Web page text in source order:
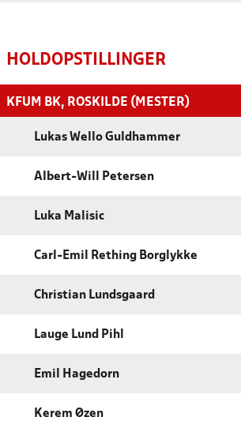
HOLDOPSTILLINGER
KFUM BK, ROSKILDE (MESTER)
Lukas Wello Guldhammer
Albert-Will Petersen
Luka Malisic
Carl-Emil Rething Borglykke
Christian Lundsgaard
Lauge Lund Pihl
Emil Hagedorn
Kerem Øzen